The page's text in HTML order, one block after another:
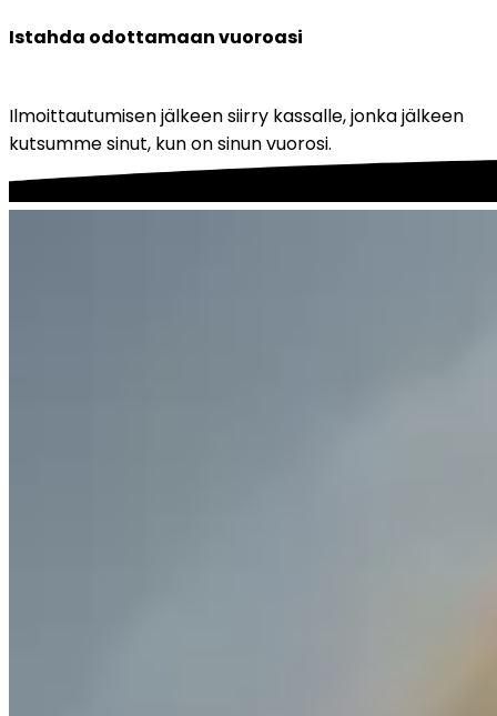
Istahda odottamaan vuoroasi
Ilmoittautumisen jälkeen siirry kassalle, jonka jälkeen
kutsumme sinut, kun on sinun vuorosi.